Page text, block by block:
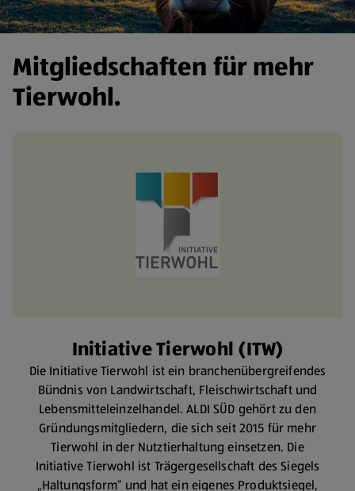
Mitgliedschaften für mehr
Tierwohl.
Initiative Tierwohl (ITW)
Die Initiative Tierwohl ist ein branchenübergreifendes
Bündnis von Landwirtschaft, Fleischwirtschaft und
Lebensmitteleinzelhandel. ALDI SÜD gehört zu den
Gründungsmitgliedern, die sich seit 2015 für mehr
Tierwohl in der Nutztierhaltung einsetzen. Die
Initiative Tierwohl ist Trägergesellschaft des Siegels
„Haltungsform“ und hat ein eigenes Produktsiegel,